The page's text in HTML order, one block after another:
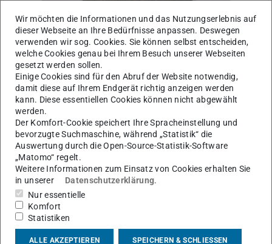
Arbeitsgebiet(e)
Auslegung elektrischer Maschinen
Wir möchten die Informationen und das Nutzungserlebnis auf
dieser Webseite an Ihre Bedürfnisse anpassen. Deswegen
verwenden wir sog. Cookies. Sie können selbst entscheiden,
welche Cookies genau bei Ihrem Besuch unserer Webseiten
gesetzt werden sollen.
Einige Cookies sind für den Abruf der Website notwendig,
damit diese auf Ihrem Endgerät richtig anzeigen werden
kann. Diese essentiellen Cookies können nicht abgewählt
werden.
Der Komfort-Cookie speichert Ihre Spracheinstellung und
bevorzugte Suchmaschine, während „Statistik“ die
Auswertung durch die Open-Source-Statistik-Software
„Matomo“ regelt.
Weitere Informationen zum Einsatz von Cookies erhalten Sie
in unserer
Datenschutzerklärung.
Nur essentielle
Komfort
Statistiken
ALLE AKZEPTIEREN SPEICHERN & SCHLIESSEN